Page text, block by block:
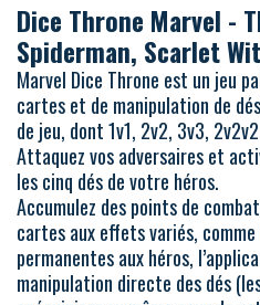
Dice Throne Marvel -
Spiderman, Scarlet
Marvel Dice Throne est un jeu
cartes et de manipulation de
de jeu, dont 1v1, 2v2, 3v3,
Attaquez vos adversaires et
les cinq dés de votre héros.
Accumulez des points de
cartes aux effets variés,
permanentes aux héros,
manipulation directe des dés